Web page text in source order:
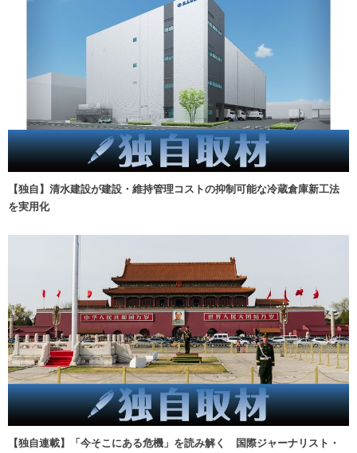
【独自】清水建設が建設・維持管理コストの抑制可能な冷蔵倉庫新工法
を実用化
【独自連載】「今そこにある危機」を読み解く 国際ジャーナリスト・